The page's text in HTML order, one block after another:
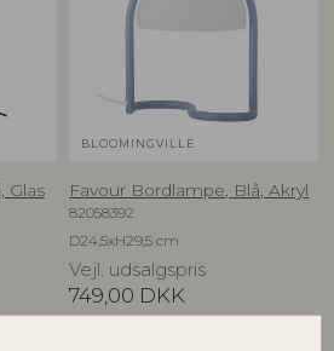
Glas
BLOOMINGVILLE
Favour Bordlampe, Blå, Akryl
82058392
D24,5xH29,5 cm
Vejl. udsalgspris
749,00 DKK